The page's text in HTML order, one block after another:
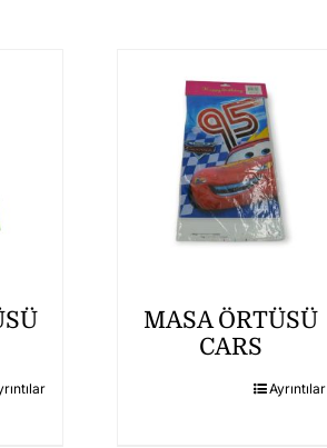
MASA ÖRTÜSÜ
CARS
Ayrıntılar